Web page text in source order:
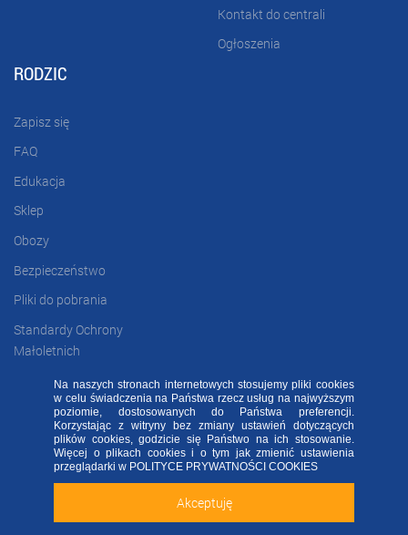
Sprawdź naszą aplikację mobilną FA Group!
Zainstaluj
Kontakt do centrali
Ogłoszenia
RODZIC
Zapisz się
FAQ
Edukacja
Sklep
Obozy
Bezpieczeństwo
Pliki do pobrania
Standardy Ochrony
Małoletnich
FOOTBALL ACADEMY
| ul. Kowalska 2, 45-588 Opole
ALL RIGHTS RESERVED - WSZELKIE PRAWA ZASTRZEŻONE
FAQ RODO FA Regulamin
Kontakt
Deklaracja dostępności
Akceptuję
Na naszych stronach internetowych stosujemy pliki cookies
w celu świadczenia na Państwa rzecz usług na najwyższym
poziomie, dostosowanych do Państwa preferencji.
Korzystając z witryny bez zmiany ustawień dotyczących
plików cookies, godzicie się Państwo na ich stosowanie.
Więcej o plikach cookies i o tym jak zmienić ustawienia
przeglądarki w POLITYCE PRYWATNOŚCI COOKIES